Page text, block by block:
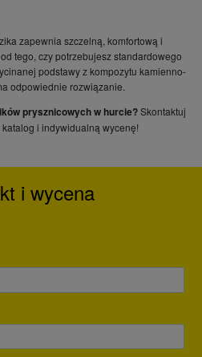
zapewnia szczelną, komfortową i
tego, czy potrzebujesz standardowego
podstawy z kompozytu kamienno-
odpowiednie rozwiązanie.
prysznicowych w hurcie?Skontaktuj
katalog i indywidualną wycenę!
i wycena